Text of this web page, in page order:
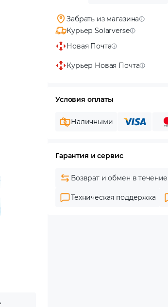
Забрать из магазина
Курьер Solarverse
Новая Почта
Курьер Новая Почта
Условия оплаты
Наличными
Гарантия и сервис
Возврат и обмен в
Техническая поддержка